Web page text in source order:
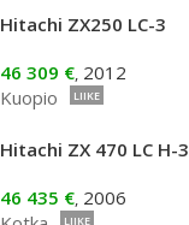
Hitachi ZX250 LC-3
46 309 €, 2012
Kuopio
LIIKE
Hitachi ZX 470 LC H-3
46 435 €, 2006
LIIKE